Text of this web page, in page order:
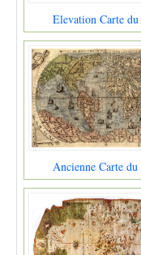
Elevation Carte
Ancienne Carte